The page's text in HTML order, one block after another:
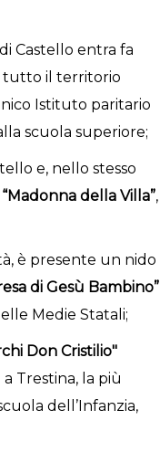
Castello entra fa
tutto il territorio
Istituto paritario
scuola superiore;
e, nello stesso
della Villa”,
è presente un nido
di Gesù Bambino”
Medie Statali;
Don Cristilio"
Trestina, la più
dell’Infanzia,